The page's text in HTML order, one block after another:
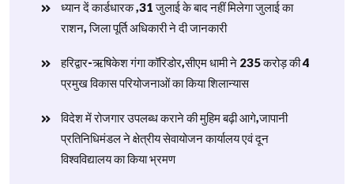
ध्यान दें कार्डधारक ,31 जुलाई के बाद नहीं मिलेगा जुलाई का
राशन, जिला पूर्ति अधिकारी ने दी जानकारी
हरिद्वार-ऋषिकेश गंगा कॉरिडोर,सीएम धामी ने 235 करोड़ की 4
प्रमुख विकास परियोजनाओं का किया शिलान्यास
विदेश में रोजगार उपलब्ध कराने की मुहिम बढ़ी आगे,जापानी
प्रतिनिधिमंडल ने क्षेत्रीय सेवायोजन कार्यालय एवं दून
विश्वविद्यालय का किया भ्रमण